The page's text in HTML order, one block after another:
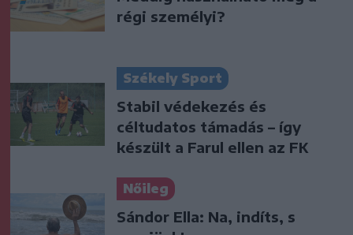
régi személyi?
Székely Sport
Stabil védekezés és
céltudatos támadás – így
készült a Farul ellen az FK
Nőileg
Sándor Ella: Na, indíts, s